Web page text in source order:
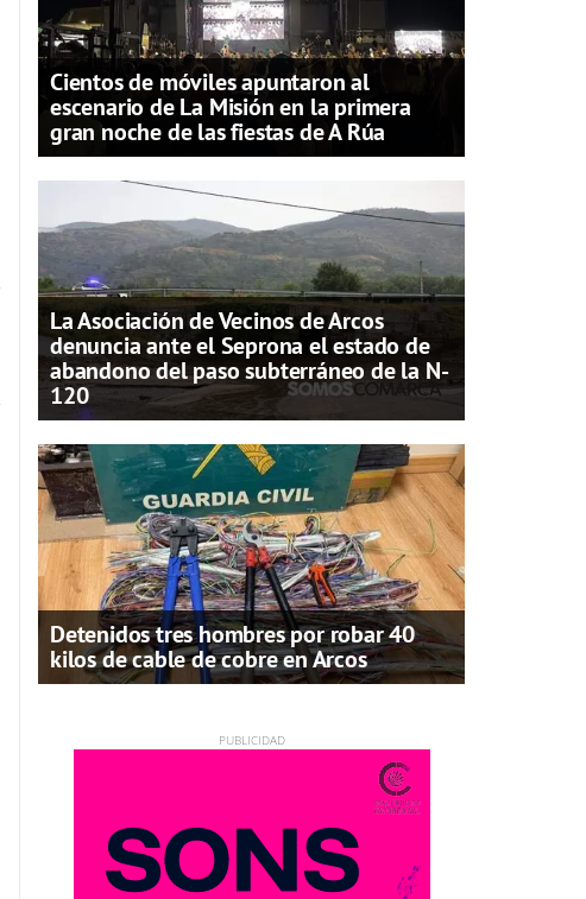
Cientos de móviles apuntaron al
escenario de La Misión en la primera
gran noche de las fiestas de A Rúa
La Asociación de Vecinos de Arcos
denuncia ante el Seprona el estado de
abandono del paso subterráneo de la N-
120
Detenidos tres hombres por robar 40
kilos de cable de cobre en Arcos